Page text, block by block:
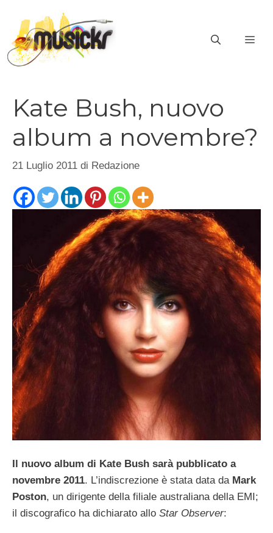
contenuto
Kate Bush, nuovo
album a novembre?
21 Luglio 2011 di Redazione
Il nuovo album di Kate Bush sarà pubblicato a
novembre 2011. L’indiscrezione è stata data daMark
Poston, un dirigente della filiale australiana della EMI;
il discografico ha dichiarato allo Star Observer: